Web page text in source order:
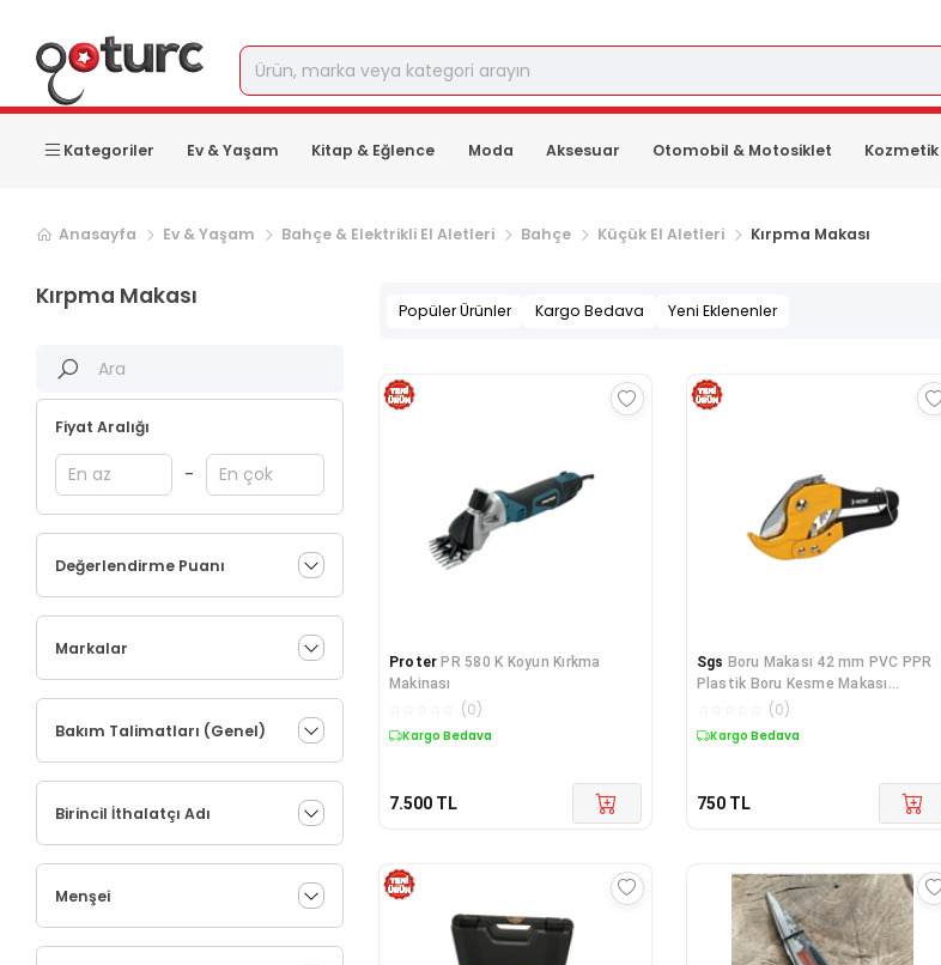
Kategoriler Ev & Yaşam Kitap & Eğlence Moda Aksesuar Otomobil & Motosiklet Kozmetik
Anasayfa Ev & Yaşam Bahçe & Elektrikli El Aletleri Bahçe Küçük El Aletleri Kırpma Makası
Kırpma Makası
Fiyat Aralığı
-
Değerlendirme Puanı
Markalar
Bakım Talimatları (Genel)
Birincil İthalatçı Adı
Menşei
Popüler Ürünler Kargo Bedava Yeni Eklenenler
Proter PR 580 K Koyun Kırkma
Makinası
(0)
Kargo Bedava
7.500 TL
Sgs Boru Makası 42 mm PVC PPR
Plastik Boru Kesme Makası
Profesyonel
(0)
Kargo Bedava
750 TL